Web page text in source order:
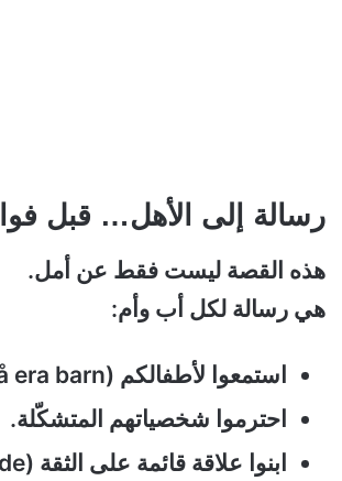
رسالة إلى الأهل… قبل
هذه القصة ليست فقط عن أمل.
هي رسالة لكل أب وأم:
استمعوا لأطفالكم (Lyssna på era barn).
احترموا شخصياتهم المتشكّلة.